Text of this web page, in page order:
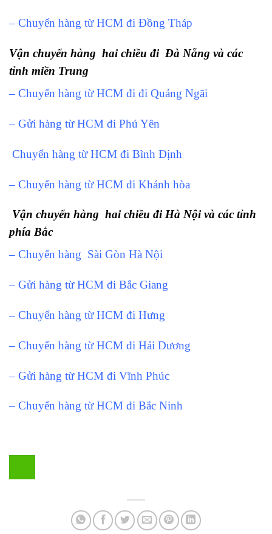
– Chuyển hàng từ HCM đi Đồng Tháp
Vận chuyển hàng hai chiều đi Đà Nẵng và các
tỉnh miền Trung
– Chuyển hàng từ HCM đi đi Quảng Ngãi
– Gửi hàng từ HCM đi Phú Yên
Chuyển hàng từ HCM đi Bình Định
– Chuyển hàng từ HCM đi Khánh hòa
Vận chuyển hàng hai chiều đi Hà Nội và các tỉnh
phía Bắc
– Chuyển hàng Sài Gòn Hà Nội
– Gửi hàng từ HCM đi Bắc Giang
– Chuyển hàng từ HCM đi Hưng
– Chuyển hàng từ HCM đi Hải Dương
– Gửi hàng từ HCM đi Vĩnh Phúc
– Chuyển hàng từ HCM đi Bắc Ninh